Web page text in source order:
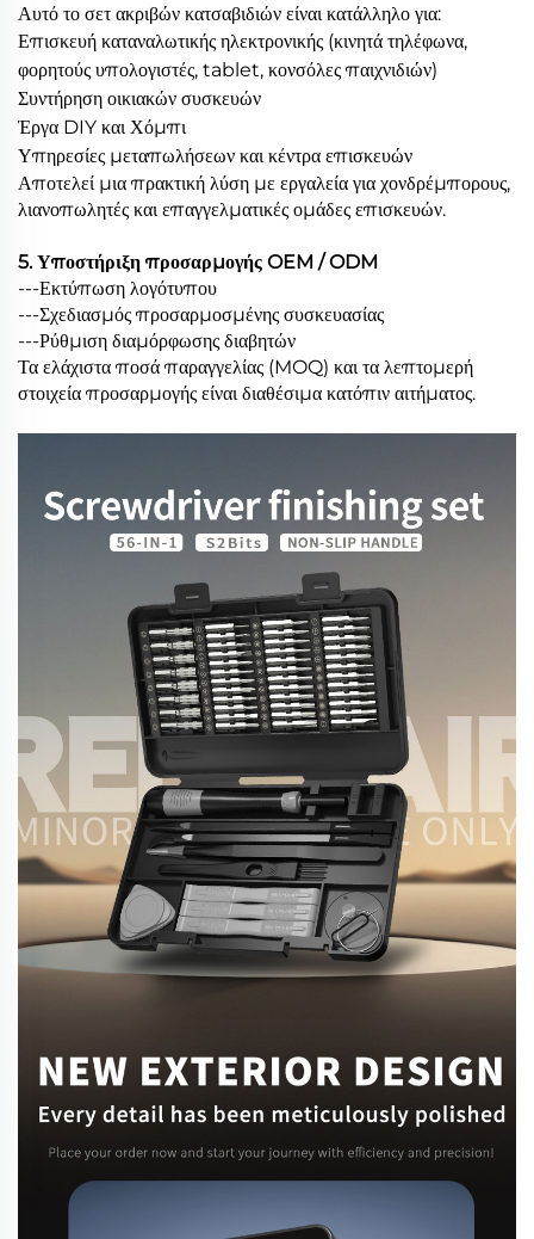
Αυτό το σετ ακριβών κατσαβιδιών είναι κατάλληλο για:
Επισκευή καταναλωτικής ηλεκτρονικής (κινητά τηλέφωνα,
φορητούς υπολογιστές, tablet, κονσόλες παιχνιδιών)
Συντήρηση οικιακών συσκευών
Έργα DIY και Χόμπι
Υπηρεσίες μεταπωλήσεων και κέντρα επισκευών
Αποτελεί μια πρακτική λύση με εργαλεία για χονδρέμπορους,
λιανοπωλητές και επαγγελματικές ομάδες επισκευών.
5. Υποστήριξη προσαρμογής OEM / ODM
---Εκτύπωση λογότυπου
---Σχεδιασμός προσαρμοσμένης συσκευασίας
---Ρύθμιση διαμόρφωσης διαβητών
Τα ελάχιστα ποσά παραγγελίας (MOQ) και τα λεπτομερή
στοιχεία προσαρμογής είναι διαθέσιμα κατόπιν αιτήματος.